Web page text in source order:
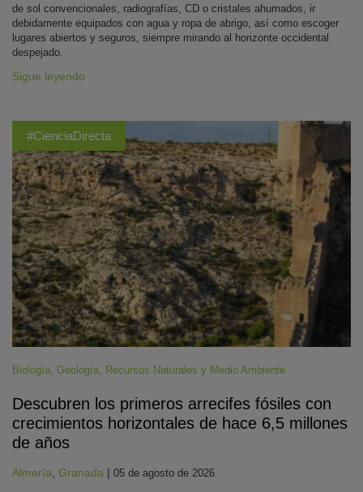
de sol convencionales, radiografías, CD o cristales ahumados, ir
debidamente equipados con agua y ropa de abrigo, así como escoger
lugares abiertos y seguros, siempre mirando al horizonte occidental
despejado.
Sigue leyendo
#CienciaDirecta
Biología Geología Recursos Naturales y Medio Ambiente
Descubren los primeros arrecifes fósiles con
crecimientos horizontales de hace 6,5 millones
de años
Almería Granada | 05 de agosto de 2026